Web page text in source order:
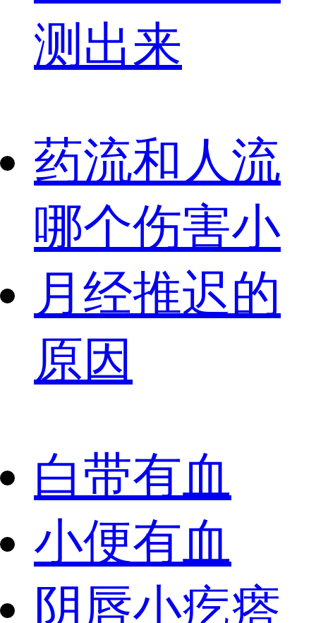
测出来
药流和人流
哪个伤害小
月经推迟的
原因
白带有血
小便有血
阴唇小疙瘩